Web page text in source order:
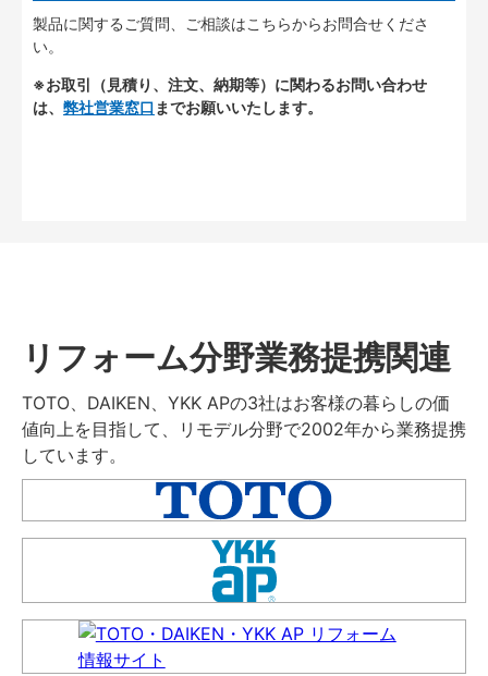
製品に関するご質問、ご相談はこちらからお問合せくださ
い。
※お取引（見積り、注文、納期等）に関わるお問い合わせ
は、 弊社営業窓口 までお願いいたします。
リフォーム分野業務提携関連
TOTO、DAIKEN、YKK APの3社はお客様の暮らしの価
値向上を目指して、リモデル分野で2002年から業務提携
しています。